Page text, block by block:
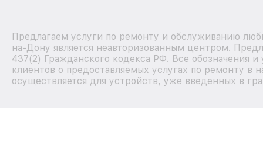
Предлагаем услуги по ремонту и обслуживанию
на-Дону является неавторизованным центром.
437(2) Гражданского кодекса РФ. Все обозначения
клиентов о предоставляемых услугах по ремонту в
осуществляется для устройств, уже введенных в